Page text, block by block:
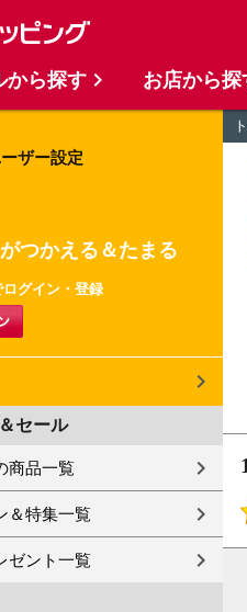
ザー設定
つかえる＆たまる
グイン・登録
セール
商品一覧
＆特集一覧
ゼント一覧
1
から探す お店から探